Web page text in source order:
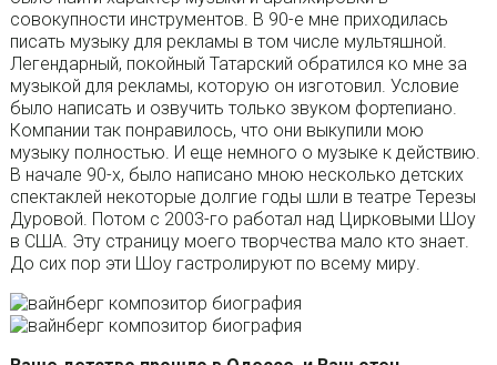
совокупности инструментов. В 90-е мне приходилась
писать музыку для рекламы в том числе мультяшной.
Легендарный, покойный Татарский обратился ко мне за
музыкой для рекламы, которую он изготовил. Условие
было написать и озвучить только звуком фортепиано.
Компании так понравилось, что они выкупили мою
музыку полностью. И еще немного о музыке к действию.
В начале 90-х, было написано мною несколько детских
спектаклей некоторые долгие годы шли в театре Терезы
Дуровой. Потом с 2003-го работал над Цирковыми Шоу
в США. Эту страницу моего творчества мало кто знает.
До сих пор эти Шоу гастролируют по всему миру.